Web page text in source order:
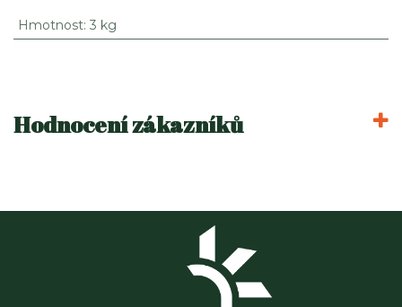
Hmotnost: 3 kg
Hodnocení zákazníků